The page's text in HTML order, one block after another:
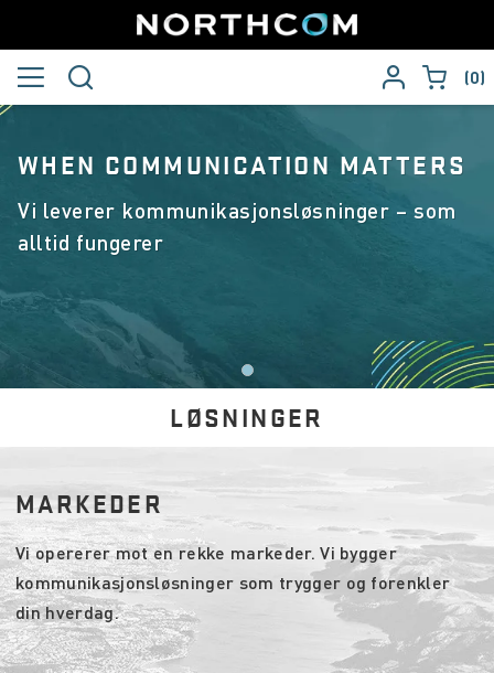
0
WHEN COMMUNICATION MATTERS
Vi leverer kommunikasjonsløsninger – som
alltid fungerer
LØSNINGER
MARKEDER
Vi opererer mot en rekke markeder. Vi bygger
kommunikasjonsløsninger som trygger og forenkler
din hverdag.